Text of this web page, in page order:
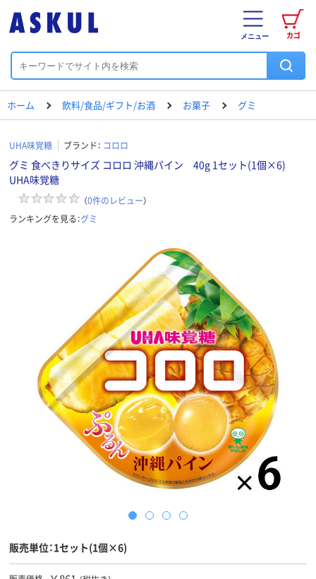
カゴ
メニュー
ホーム 飲料/食品/ギフト/お酒 お菓子 グミ
UHA味覚糖 ブランド： コロロ
グミ 食べきりサイズ コロロ 沖縄パイン 40g 1セット(1個×6)
UHA味覚糖
（0件のレビュー）
ランキングを見る：グミ
販売単位：1セット(1個×6)